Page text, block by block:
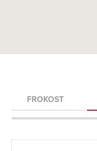
FROKOST